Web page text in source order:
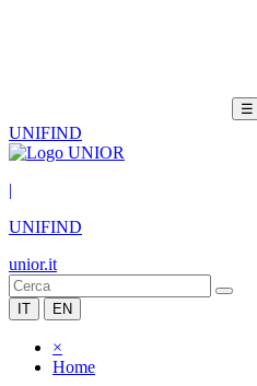
☰
UNIFIND
|
UNIFIND
unior.it
IT EN
×
Home